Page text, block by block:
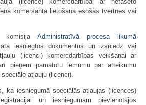
(licencē) komercdarbībai ar nefasēto
komersanta lietošanā esošas tvertnes vai
komisija Administratīvā procesa likumā
iesniegtos dokumentus un izsniedz vai
(licenci) komercdarbības veikšanai ar
pieņem pamatotu lēmumu par atteikumu
atļauju (licenci).
ka iesniegumā speciālās atļaujas (licences)
un iesniegumam pievienotajos